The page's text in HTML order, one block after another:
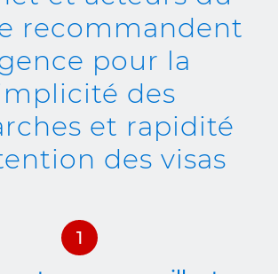
recommandent
pour la
des
et rapidité
des visas